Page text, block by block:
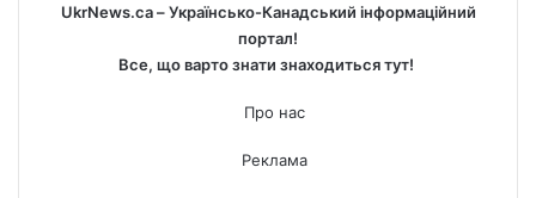
UkrNews.ca – Українсько-Канадський інформаційний
портал!
Все, що варто знати знаходиться тут!
Про нас
Реклама